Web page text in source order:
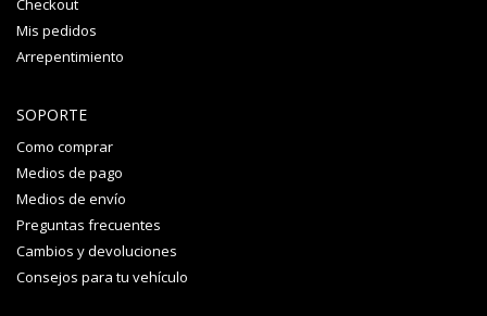
Checkout
Mis pedidos
Arrepentimiento
SOPORTE
Como comprar
Medios de pago
Medios de envío
Preguntas frecuentes
Cambios y devoluciones
Consejos para tu vehículo